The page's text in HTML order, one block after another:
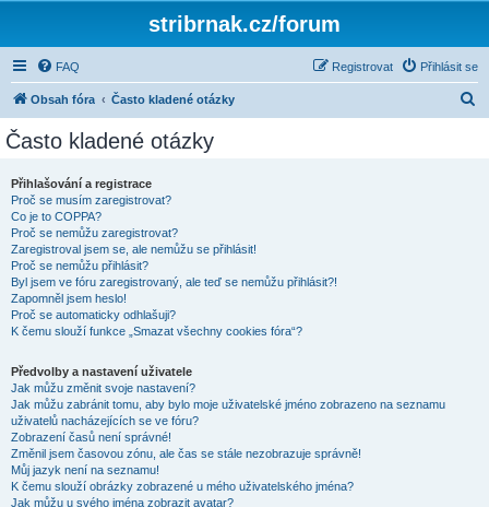
stribrnak.cz/forum
FAQ Přihlásit se
Registrovat
Obsah fóra Často kladené otázky
Často kladené otázky
Přihlašování a registrace
Proč se musím zaregistrovat?
Co je to COPPA?
Proč se nemůžu zaregistrovat?
Zaregistroval jsem se, ale nemůžu se přihlásit!
Proč se nemůžu přihlásit?
Byl jsem ve fóru zaregistrovaný, ale teď se nemůžu přihlásit?!
Zapomněl jsem heslo!
Proč se automaticky odhlašuji?
K čemu slouží funkce „Smazat všechny cookies fóra“?
Předvolby a nastavení uživatele
Jak můžu změnit svoje nastavení?
Jak můžu zabránit tomu, aby bylo moje uživatelské jméno zobrazeno na seznamu
uživatelů nacházejících se ve fóru?
Zobrazení časů není správné!
Změnil jsem časovou zónu, ale čas se stále nezobrazuje správně!
Můj jazyk není na seznamu!
K čemu slouží obrázky zobrazené u mého uživatelského jména?
Jak můžu u svého jména zobrazit avatar?